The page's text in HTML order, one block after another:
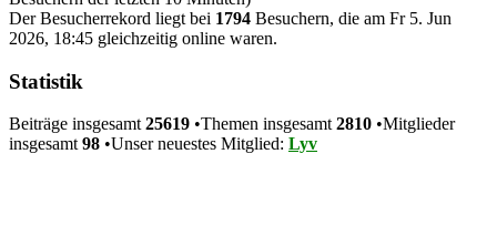
Der Besucherrekord liegt bei 1794 Besuchern, die am Fr 5. Jun
2026, 18:45 gleichzeitig online waren.
Statistik
Beiträge insgesamt 25619 •Themen insgesamt 2810 •Mitglieder
insgesamt 98 •Unser neuestes Mitglied: Lyv